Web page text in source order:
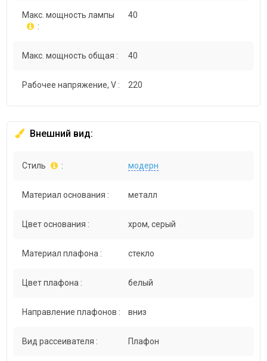
Макс. мощность лампы
:
40
Макс. мощность общая : 40
Рабочее напряжение, V : 220
Внешний вид:
Стиль : модерн
Материал основания : металл
Цвет основания : хром, серый
Материал плафона : стекло
Цвет плафона : белый
Направление плафонов : вниз
Вид рассеивателя : Плафон